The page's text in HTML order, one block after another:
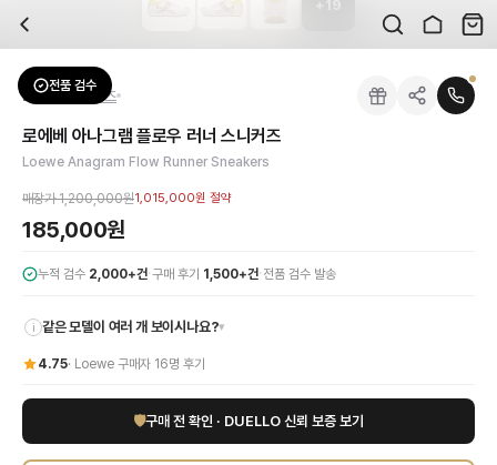
배송은 얼마나 걸리나요?
검수는 어떻게 진행되나요? 검수 사진을 받을 수 있나요?
전문 스태프가 실물 상품을 직접 확인한 후 검수 사진을 제공합니다. 가죽 재질,
교환이나 반품이 가능한가요?
수령 후 7일 이내 신청하시면 상품 하자, 사이즈 불일치, 고객 변심 모두 교환·반
쿠폰과 적립금을 함께 사용할 수 있나요?
네, 쿠폰과 적립금을 결제 시 함께 사용하실 수 있습니다. 적립금은 1,000원 이상
신발은 정사이즈인가요?
대부분 정사이즈로 제작되나 모델에 따라 차이가 있을 수 있습니다. mm 기준 사
브랜드:
성별:여성
색상:믹스
가격:185,000 원
로에베의 정교한 장인정신과 모던한 감각이 돋보이는 아나그램 플로우 러너 스니
로에베 아나그램 플로우 러너 스니커즈
19
전품 검수
Loewe스니커즈
로에베 아나그램 플로우 러너 스니커즈
Loewe Anagram Flow Runner Sneakers
매장가1,200,000원1,015,000원 절약
185,000원
누적 검수 2,000+건·구매 후기 1,500+건· 전품 검수 발송
i 같은 모델이 여러 개 보이시나요?▾
4.75· Loewe 구매자 16명 후기
🛡구매 전 확인 · DUELLO 신뢰 보증 보기